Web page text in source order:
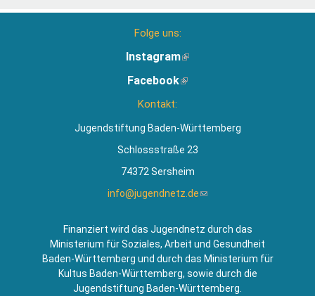
Folge uns:
Instagram(Link
extern)
Facebook(Link
Kontakt:
Jugendstiftung Baden-Württemberg
Schlossstraße 23
74372 Sersheim
info@jugendnetz.de(Link
Mail)
Finanziert wird das Jugendnetz durch das
Ministerium für Soziales, Arbeit und Gesundheit
Baden-Württemberg und durch das Ministerium für
Kultus Baden-Württemberg, sowie durch die
Jugendstiftung Baden-Württemberg.